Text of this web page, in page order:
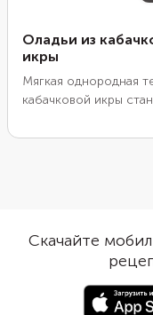
Оладьи из
икры
Мягкая однородная
кабачковой икры
оладьи. Она придаст
сочетаются с
сырами, мясным
пикантными соусами.
можно как в горячем,
Скачайте